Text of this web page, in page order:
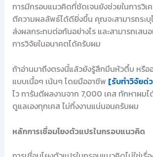
การมีกรอบแนวคิดที่ชัดเจนยังช่วยในการวิเ
ตีความผลลัพธ์ได้ดียิ่งขึ้น คุณจะสามารถระบุ
ส่งผลกระทบต่อกันอย่างไร และสามารถเสน
การวิจัยในอนาคตได้ครับผม
ถ้าอ่านมาถึงตรงนี้แล้วยังรู้สึกมึนหัวตึ้บ หรือ
แบบเนื้อๆ เน้นๆ โดยมืออาชีพ [รับทำวิจัยด่
ไว การันตีผลงานจาก 7,000 เคส ทักหาผมไ
ดูแลเองทุกเคส ไม่ทิ้งงานแน่นอนครับผม
หลักการเชื่อมโยงตัวแปรในกรอบแนวคิด